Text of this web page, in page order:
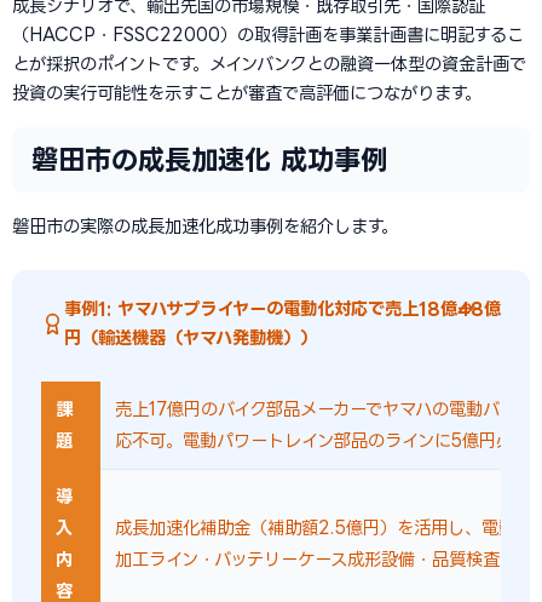
成長シナリオで、輸出先国の市場規模・既存取引先・国際認証
（HACCP・FSSC22000）の取得計画を事業計画書に明記するこ
とが採択のポイントです。メインバンクとの融資一体型の資金計画で
投資の実行可能性を示すことが審査で高評価につながります。
磐田市の成長加速化 成功事例
磐田市の実際の成長加速化成功事例を紹介します。
事例1: ヤマハサプライヤーの電動化対応で売上18億→48億
円（輸送機器（ヤマハ発動機））
課
題
売上17億円のバイク部品メーカーでヤマハの電動バイク
応不可。電動パワートレイン部品のラインに5億円必要
導
入
内
容
成長加速化補助金（補助額2.5億円）を活用し、電動モ
加工ライン・バッテリーケース成形設備・品質検査シス